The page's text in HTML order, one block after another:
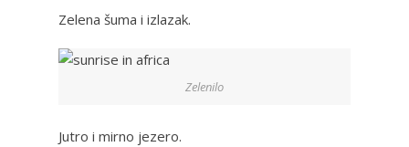
Zelena šuma i izlazak.
Zelenilo
Jutro i mirno jezero.